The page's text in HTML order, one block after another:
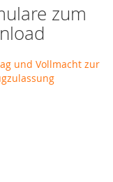
zum
und Vollmacht zur